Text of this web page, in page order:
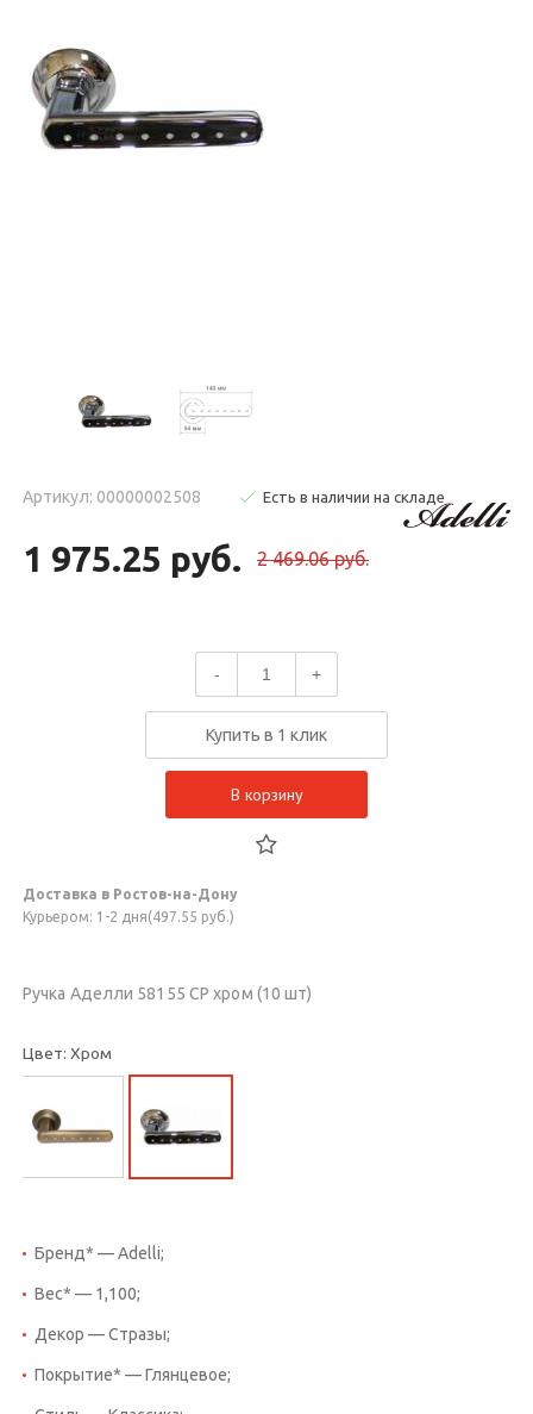
Артикул: 00000002508 Есть в наличии на складе
1 975.25 руб. 2 469.06 руб.
- +
Купить в 1 клик
В корзину
Доставка в Ростов-на-Дону
Курьером: 1-2 дня(497.55 руб.)
Ручка Аделли 58155 CP хром (10 шт)
Цвет: Хром
Бренд* — Adelli;
Вес* — 1,100;
Декор — Стразы;
Покрытие* — Глянцевое;